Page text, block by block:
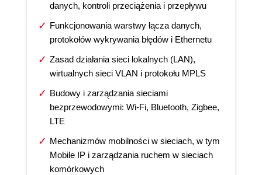
danych, kontroli przeciążenia i przepływu
Funkcjonowania warstwy łącza danych,
protokołów wykrywania błędów i Ethernetu
Zasad działania sieci lokalnych (LAN),
wirtualnych sieci VLAN i protokołu MPLS
Budowy i zarządzania sieciami
bezprzewodowymi: Wi-Fi, Bluetooth, Zigbee,
LTE
Mechanizmów mobilności w sieciach, w tym
Mobile IP i zarządzania ruchem w sieciach
komórkowych